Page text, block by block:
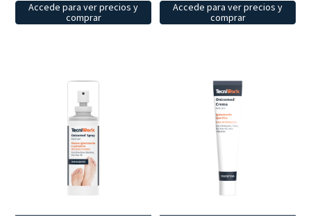
Accede para ver precios y
comprar
Accede para ver precios y
comprar